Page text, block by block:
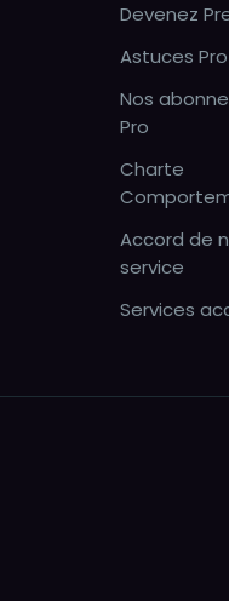
Devenez
Astuces Pro
Nos
Pro
Charte
Accord de
service
Services